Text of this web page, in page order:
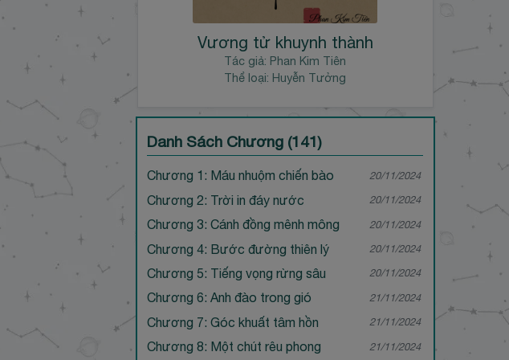
Vương tử khuynh thành
Tác giả: Phan Kim Tiên
Thể loại: Huyễn Tưởng
Danh Sách Chương (141)
Chương 1: Máu nhuộm chiến bào 20/11/2024
Chương 2: Trời in đáy nước 20/11/2024
Chương 3: Cánh đồng mênh mông 20/11/2024
Chương 4: Bước đường thiên lý 20/11/2024
Chương 5: Tiếng vọng rừng sâu 20/11/2024
Chương 6: Anh đào trong gió 21/11/2024
Chương 7: Góc khuất tâm hồn 21/11/2024
Chương 8: Một chút rêu phong 21/11/2024